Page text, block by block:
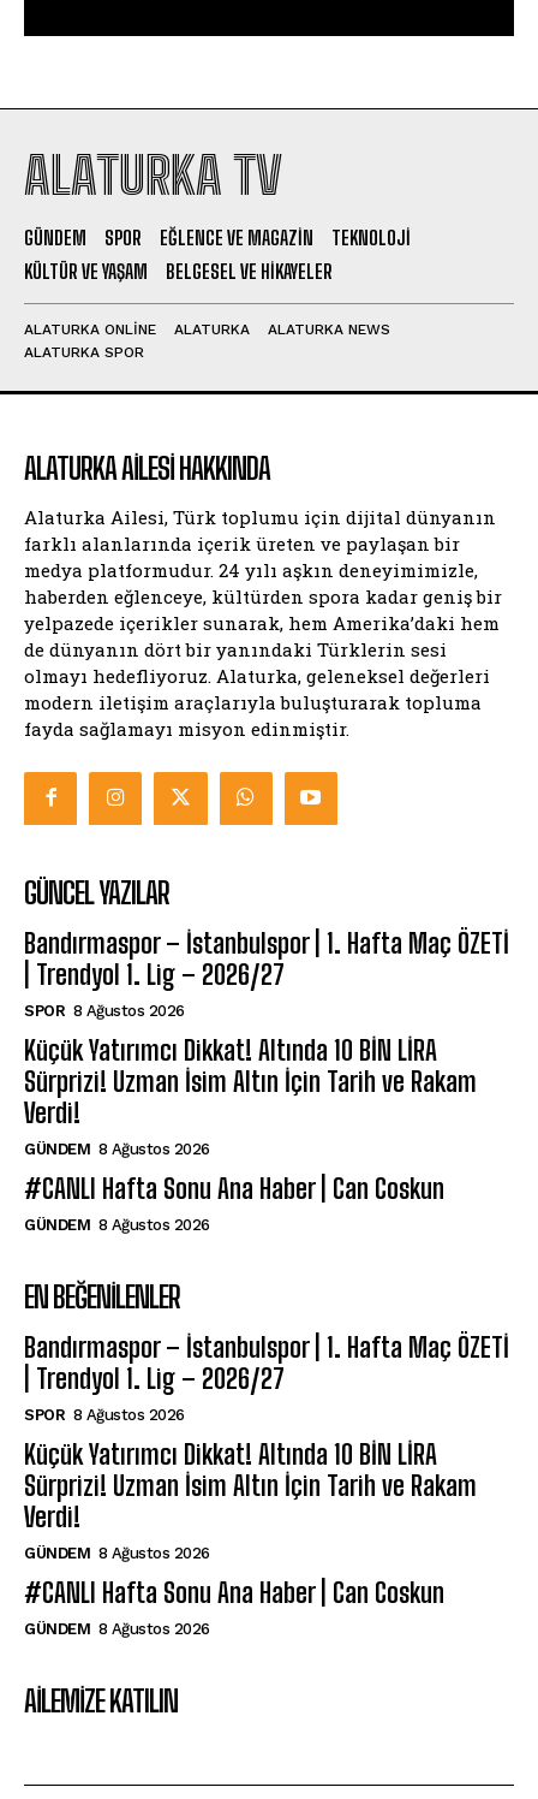
ALATURKA TV
GÜNDEM SPOR EĞLENCE VE MAGAZIN
TEKNOLOJI
KÜLTÜR VE YAŞAM
BELGESEL VE HIKAYELER
ALATURKA ONLINE ALATURKA
ALATURKA NEWS
ALATURKA SPOR
ALATURKA AILESI HAKKINDA
Alaturka Ailesi, Türk toplumu için dijital dünyanın
farklı alanlarında içerik üreten ve paylaşan bir
medya platformudur. 24 yılı aşkın deneyimimizle,
haberden eğlenceye, kültürden spora kadar geniş bir
yelpazede içerikler sunarak, hem Amerika’daki hem
de dünyanın dört bir yanındaki Türklerin sesi
olmayı hedefliyoruz. Alaturka, geleneksel değerleri
modern iletişim araçlarıyla buluşturarak topluma
fayda sağlamayı misyon edinmiştir.
GÜNCEL YAZILAR
Bandırmaspor – İstanbulspor | 1. Hafta Maç ÖZETİ
| Trendyol 1. Lig – 2026/27
SPOR 8 Ağustos 2026
Küçük Yatırımcı Dikkat! Altında 10 BİN LİRA
Sürprizi! Uzman İsim Altın İçin Tarih ve Rakam
Verdi!
GÜNDEM 8 Ağustos 2026
#CANLI Hafta Sonu Ana Haber | Can Coskun
GÜNDEM 8 Ağustos 2026
EN BEĞENILENLER
Bandırmaspor – İstanbulspor | 1. Hafta Maç ÖZETİ
| Trendyol 1. Lig – 2026/27
SPOR 8 Ağustos 2026
Küçük Yatırımcı Dikkat! Altında 10 BİN LİRA
Sürprizi! Uzman İsim Altın İçin Tarih ve Rakam
Verdi!
GÜNDEM 8 Ağustos 2026
#CANLI Hafta Sonu Ana Haber | Can Coskun
GÜNDEM 8 Ağustos 2026
AILEMIZE KATILIN